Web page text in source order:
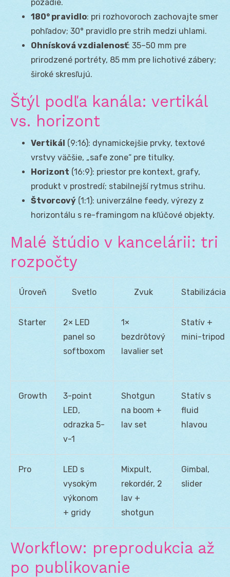
pozadie.
180° pravidlo: pri rozhovoroch zachovajte smer
pohľadov; 30° pravidlo pre strih medzi uhlami.
Ohnísková vzdialenosť: 35–50 mm pre
prirodzené portréty, 85 mm pre lichotivé zábery;
široké skresľujú.
Štýl podľa kanála: vertikál
vs. horizont
Vertikál (9:16): dynamickejšie prvky, textové
vrstvy väčšie, „safe zone“ pre titulky.
Horizont (16:9): priestor pre kontext, grafy,
produkt v prostredí; stabilnejší rytmus strihu.
Štvorcový (1:1): univerzálne feedy, výrezy z
horizontálu s re-framingom na kľúčové objekty.
Malé štúdio v kancelárii: tri
rozpočty
Úroveň Svetlo Zvuk Stabilizácia
Starter
2× LED
panel so
softboxom
1×
bezdrôtový
lavalier set
Statív +
mini-tripod
Growth
3-point
LED,
odrazka 5-
v-1
Shotgun
na boom +
lav set
Statív s
fluid
hlavou
Pro
LED s
vysokým
výkonom
+ gridy
Mixpult,
rekordér, 2
lav +
shotgun
Gimbal,
slider
Workflow: preprodukcia až
po publikovanie